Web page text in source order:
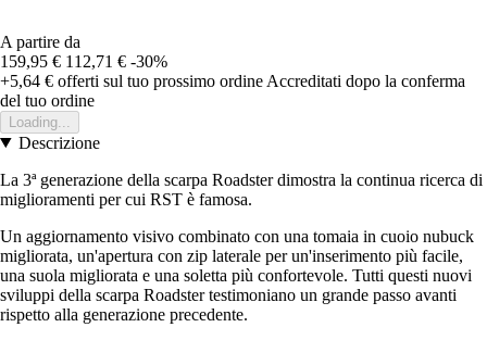
A partire da
159,95 € 112,71 € -30%
+5,64 € offerti sul tuo prossimo ordine Accreditati dopo la conferma
del tuo ordine
Loading...
Descrizione
La 3ª generazione della scarpa Roadster dimostra la continua ricerca di
miglioramenti per cui RST è famosa.
Un aggiornamento visivo combinato con una tomaia in cuoio nubuck
migliorata, un'apertura con zip laterale per un'inserimento più facile,
una suola migliorata e una soletta più confortevole. Tutti questi nuovi
sviluppi della scarpa Roadster testimoniano un grande passo avanti
rispetto alla generazione precedente.